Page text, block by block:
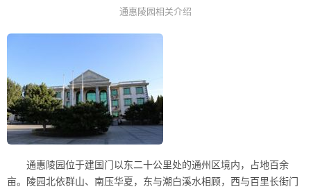
通惠陵园相关介绍
通惠陵园位于建国门以东二十公里处的通州区境内，占地百余
亩。陵园北依群山、南压华夏，东与潮白溪水相顾，西与百里长街门